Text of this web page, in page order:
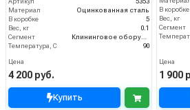
Артикул
5353
Материал
Оцинкованная сталь
В коробке
5
Вес, кг
0.1
Сегмент
Клининговое оборудование
Температура, C
90
Цена
4 200 руб.
Купить
В коробке
Вес, кг
Сегмент
Цена
1 900